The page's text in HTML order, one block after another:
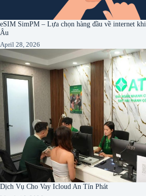
eSIM SimPM – Lựa chọn hàng đầu về internet
Âu
April 28, 2026
Dịch Vụ Cho Vay Icloud An Tín Phát